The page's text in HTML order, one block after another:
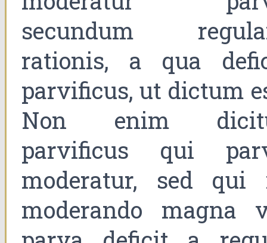
secundum
rationis, a qua
parvificus, ut dictum
Non enim
parvificus qui
moderatur, sed qui
moderando magna